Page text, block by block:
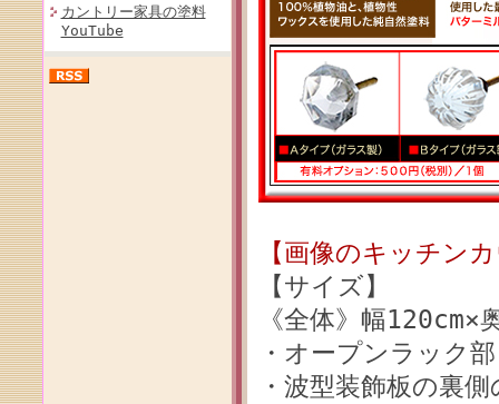
カントリー家具の塗料
YouTube
【画像のキッチン
【サイズ】
《全体》幅120cm×
・オープンラック
・波型装飾板の裏